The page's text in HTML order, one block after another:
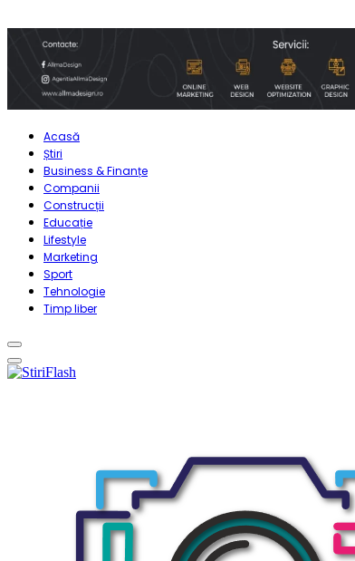
Acasă
Știri
Business & Finanțe
Companii
Construcții
Educație
Lifestyle
Marketing
Sport
Tehnologie
Timp liber